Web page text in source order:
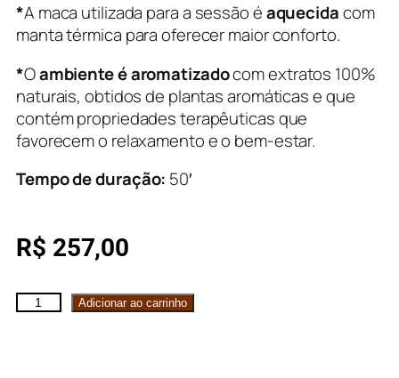
*A maca utilizada para a sessão éaquecidacom
manta térmica para oferecer maior conforto.
*Oambiente é aromatizadocom extratos 100%
naturais, obtidos de plantas aromáticas e que
contém propriedades terapêuticas que
favorecem o relaxamento e o bem-estar.
Tempo de duração: 50′
R$ 257,00
Adicionar ao carrinho